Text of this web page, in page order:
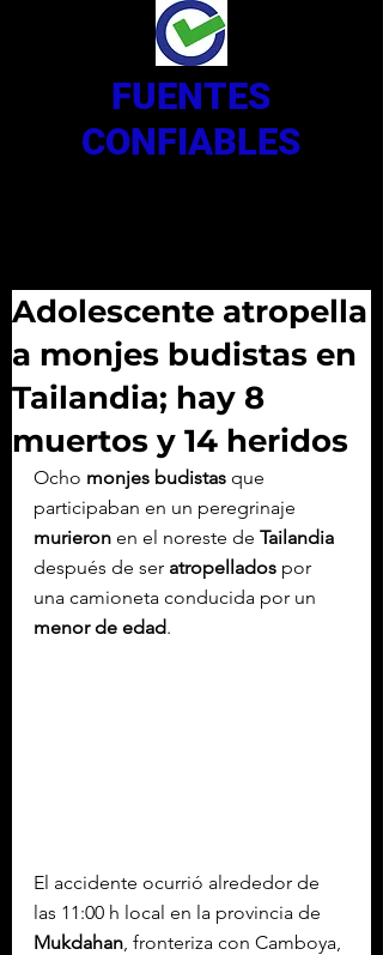
FUENTES
CONFIABLES
Adolescente atropella
a monjes budistas en
Tailandia; hay 8
muertos y 14 heridos
Ocho monjes budistas que
participaban en un peregrinaje
murieron en el noreste de Tailandia
después de ser atropellados por
una camioneta conducida por un
menor de edad.
El accidente ocurrió alrededor de
las 11:00 h local en la provincia de
Mukdahan , fronteriza con Camboya,